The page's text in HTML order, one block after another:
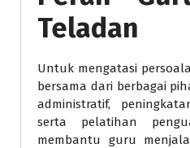
Teladan
Untuk mengatasi
bersama dari berbagai
administratif,
serta pelatihan
membantu guru